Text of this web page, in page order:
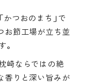
かつおのまち」で
お節工場が立ち並
。
崎ならではの絶
香りと深い旨みが